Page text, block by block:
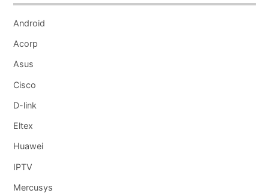
Android
Acorp
Asus
Cisco
D-link
Eltex
Huawei
IPTV
Mercusys